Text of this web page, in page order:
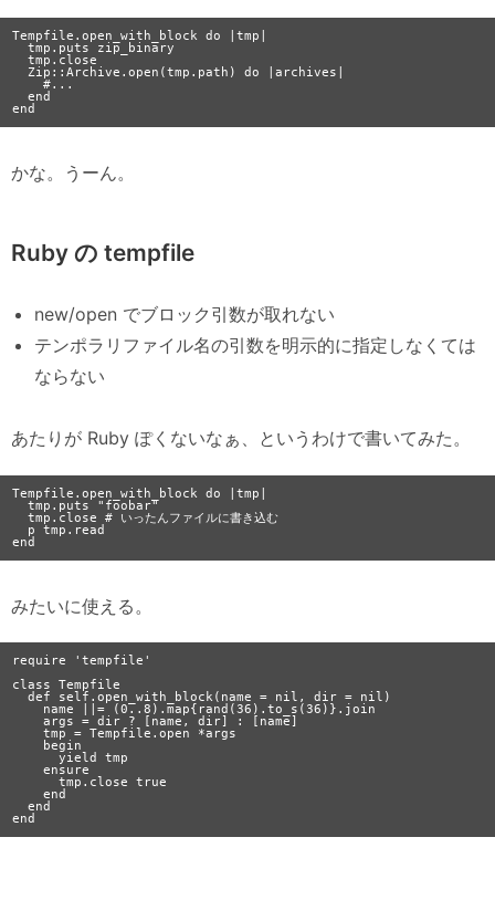
Tempfile.open_with_block do |tmp|
  tmp.puts zip_binary
  tmp.close
  Zip::Archive.open(tmp.path) do |archives|
    #...
  end
かな。うーん。
Ruby の tempfile
new/open でブロック引数が取れない
テンポラリファイル名の引数を明示的に指定しなくては
ならない
あたりが Ruby ぽくないなぁ、というわけで書いてみた。
Tempfile.open_with_block do |tmp|
  tmp.puts "foobar"
  tmp.close # いったんファイルに書き込む
みたいに使える。
require 'tempfile'
class Tempfile
  def self.open_with_block(name = nil, dir = nil)
    args = dir ? [name, dir] : [name]
    tmp = Tempfile.open *args
      yield tmp
    ensure
      tmp.close true
    end
  end